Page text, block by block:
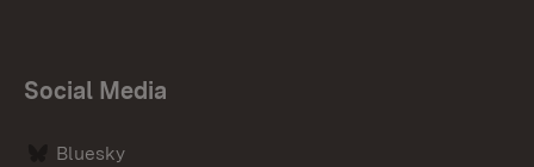
Social Media
Bluesky